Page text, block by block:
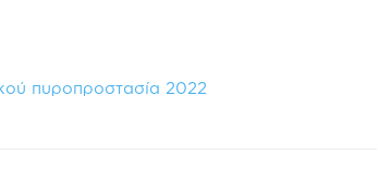
πυροπροστασία 2022